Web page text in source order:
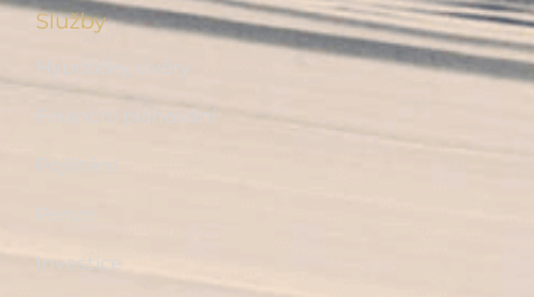
Služby
Finanční plánování
Investice